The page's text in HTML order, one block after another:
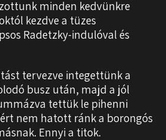
minden kedvünkre
kezdve a tüzes
Radetzky-indulóval és
tervezve integettünk a
busz után, majd a jól
tettük le pihenni
nem hatott ránk a borongós
Ennyi a titok.